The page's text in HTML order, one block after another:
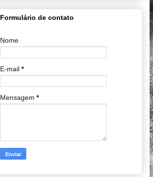
Formulário de contato
Nome
E-mail *
Mensagem *